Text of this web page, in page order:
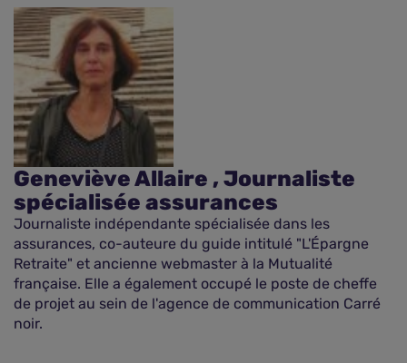
Geneviève Allaire , Journaliste
spécialisée assurances
Journaliste indépendante spécialisée dans les
assurances, co-auteure du guide intitulé "L'Épargne
Retraite" et ancienne webmaster à la Mutualité
française. Elle a également occupé le poste de cheffe
de projet au sein de l'agence de communication Carré
noir.